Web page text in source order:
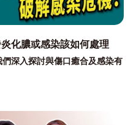
化膿或感染該如何處理
深入探討與傷口癒合及感染有
估傷口?